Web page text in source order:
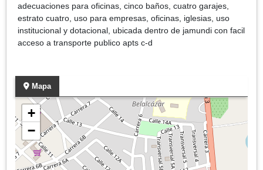
adecuaciones para oficinas, cinco baños, cuatro garajes,
estrato cuatro, uso para empresas, oficinas, iglesias, uso
institucional y dotacional, ubicada dentro de jamundi con facil
acceso a transporte publico apts c-d
Mapa
+
−